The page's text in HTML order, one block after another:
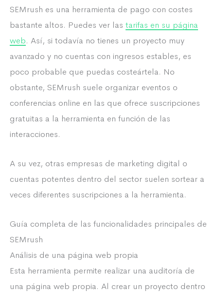
SEMrush es una herramienta de pago con costes
bastante altos. Puedes ver las tarifas en su página
web. Así, si todavía no tienes un proyecto muy
avanzado y no cuentas con ingresos estables, es
poco probable que puedas costeártela. No
obstante, SEMrush suele organizar eventos o
conferencias online en las que ofrece suscripciones
gratuitas a la herramienta en función de las
interacciones.
A su vez, otras empresas de marketing digital o
cuentas potentes dentro del sector suelen sortear a
veces diferentes suscripciones a la herramienta.
Guía completa de las funcionalidades principales de
SEMrush
Análisis de una página web propia
Esta herramienta permite realizar una auditoría de
una página web propia. Al crear un proyecto dentro